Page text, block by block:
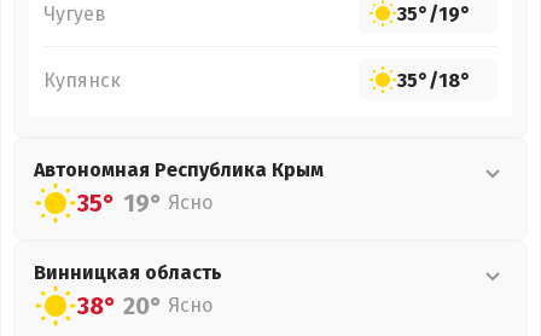
Чугуев 35°/19°
Купянск 35°/18°
Автономная Республика Крым
35° 19° Ясно
Винницкая область
38° 20° Ясно